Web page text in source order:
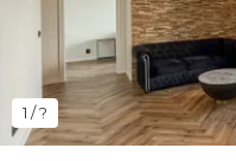
1 / ?